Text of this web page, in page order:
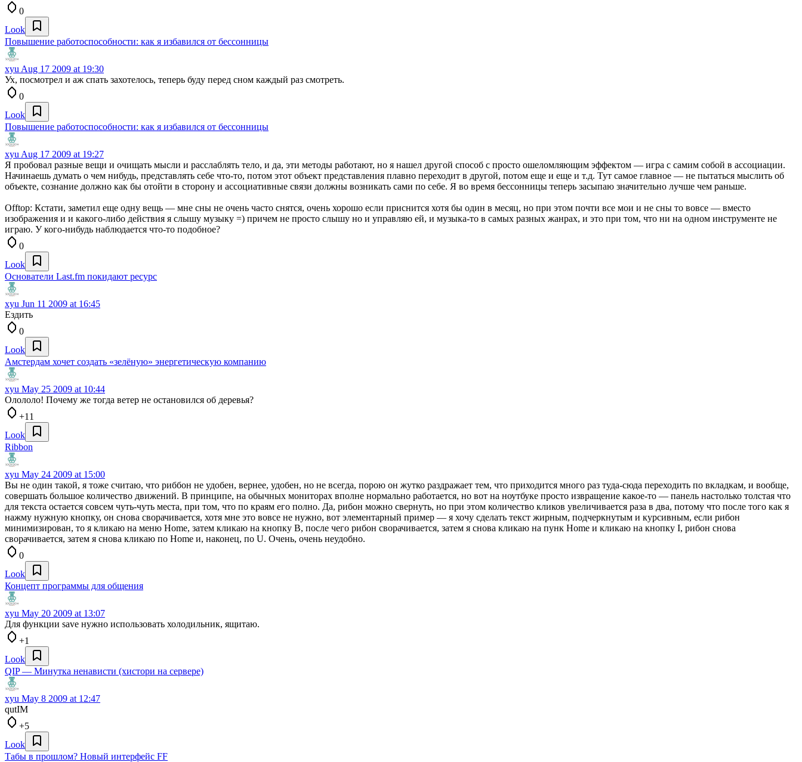
0
Look
Повышение работоспособности: как я избавился от бессонницы
xyu Aug 17 2009 at 19:30
Ух, посмотрел и аж спать захотелось, теперь буду перед сном каждый раз смотреть.
0
Look
Повышение работоспособности: как я избавился от бессонницы
xyu Aug 17 2009 at 19:27
Я пробовал разные вещи и очищать мысли и расслаблять тело, и да, эти методы работают, но я нашел другой способ с просто ошеломляющим эффектом — игра с самим собой в ассоциации.
Начинаешь думать о чем нибудь, представлять себе что-то, потом этот объект представления плавно переходит в другой, потом еще и еще и т.д. Тут самое главное — не пытаться мыслить об
объекте, сознание должно как бы отойти в сторону и ассоциативные связи должны возникать сами по себе. Я во время бессонницы теперь засыпаю значительно лучше чем раньше.
Offtop: Кстати, заметил еще одну вещь — мне сны не очень часто снятся, очень хорошо если приснится хотя бы один в месяц, но при этом почти все мои и не сны то вовсе — вместо
изображения и и какого-либо действия я слышу музыку =) причем не просто слышу но и управляю ей, и музыка-то в самых разных жанрах, и это при том, что ни на одном инструменте не
играю. У кого-нибудь наблюдается что-то подобное?
0
Look
Основатели Last.fm покидают ресурс
xyu Jun 11 2009 at 16:45
Ездить
0
Look
Амстердам хочет создать «зелёную» энергетическую компанию
xyu May 25 2009 at 10:44
Олололо! Почему же тогда ветер не остановился об деревья?
+11
Look
Ribbon
xyu May 24 2009 at 15:00
Вы не один такой, я тоже считаю, что риббон не удобен, вернее, удобен, но не всегда, порою он жутко раздражает тем, что приходится много раз туда-сюда переходить по вкладкам, и вообще,
совершать большое количество движений. В принципе, на обычных мониторах вполне нормально работается, но вот на ноутбуке просто извращение какое-то — панель настолько толстая что
для текста остается совсем чуть-чуть места, при том, что по краям его полно. Да, рибон можно свернуть, но при этом количество кликов увеличивается раза в два, потому что после того как я
нажму нужную кнопку, он снова сворачивается, хотя мне это вовсе не нужно, вот элементарный пример — я хочу сделать текст жирным, подчеркнутым и курсивным, если рибон
минимизирован, то я кликаю на меню Home, затем кликаю на кнопку B, после чего рибон сворачивается, затем я снова кликаю на пунк Home и кликаю на кнопку I, рибон снова
сворачивается, затем я снова кликаю по Home и, наконец, по U. Очень, очень неудобно.
0
Look
Концепт программы для общения
xyu May 20 2009 at 13:07
Для функции save нужно использовать холодильник, ящитаю.
+1
Look
QIP — Минутка ненависти (хистори на сервере)
xyu May 8 2009 at 12:47
qutIM
+5
Look
Табы в прошлом? Новый интерфейс FF